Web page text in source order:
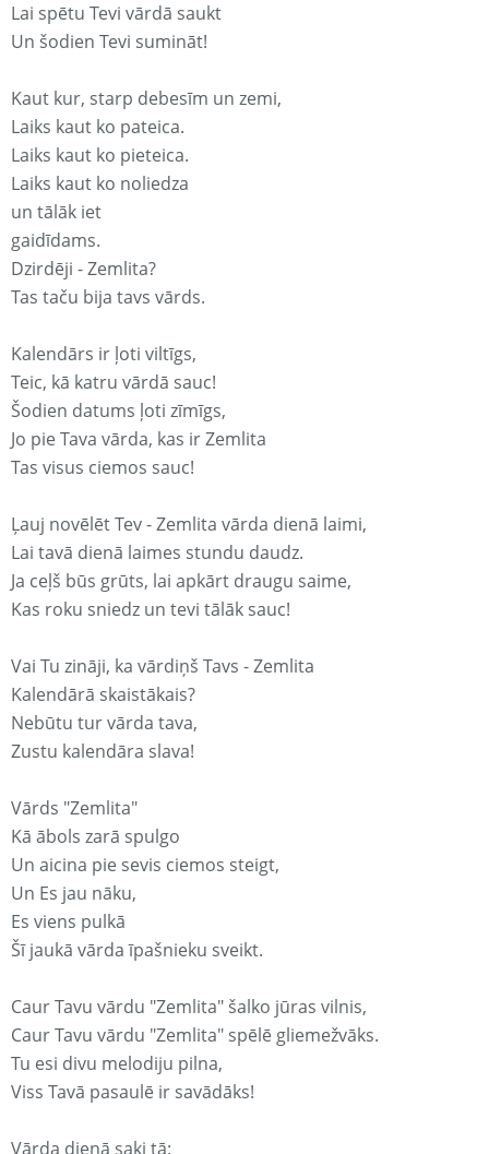
Lai spētu Tevi vārdā saukt
Un šodien Tevi sumināt!
Kaut kur, starp debesīm un zemi,
Laiks kaut ko pateica.
Laiks kaut ko pieteica.
Laiks kaut ko noliedza
un tālāk iet
gaidīdams.
Dzirdēji - Zemlita?
Tas taču bija tavs vārds.
Kalendārs ir ļoti viltīgs,
Teic, kā katru vārdā sauc!
Šodien datums ļoti zīmīgs,
Jo pie Tava vārda, kas ir Zemlita
Tas visus ciemos sauc!
Ļauj novēlēt Tev - Zemlita vārda dienā laimi,
Lai tavā dienā laimes stundu daudz.
Ja ceļš būs grūts, lai apkārt draugu saime,
Kas roku sniedz un tevi tālāk sauc!
Vai Tu zināji, ka vārdiņš Tavs - Zemlita
Kalendārā skaistākais?
Nebūtu tur vārda tava,
Zustu kalendāra slava!
Vārds "Zemlita"
Kā ābols zarā spulgo
Un aicina pie sevis ciemos steigt,
Un Es jau nāku,
Es viens pulkā
Šī jaukā vārda īpašnieku sveikt.
Caur Tavu vārdu "Zemlita" šalko jūras vilnis,
Caur Tavu vārdu "Zemlita" spēlē gliemežvāks.
Tu esi divu melodiju pilna,
Viss Tavā pasaulē ir savādāks!
Vārda dienā saki tā: